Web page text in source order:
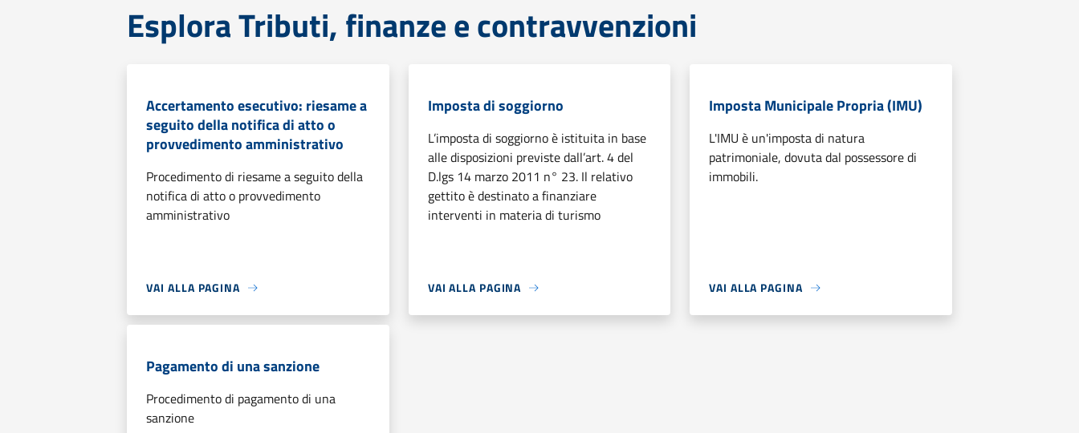
Esplora Tributi, finanze e contravvenzioni
Accertamento esecutivo: riesame a
seguito della notifica di atto o
provvedimento amministrativo
Procedimento di riesame a seguito della
notifica di atto o provvedimento
amministrativo
VAI ALLA PAGINA
Imposta di soggiorno
L’imposta di soggiorno è istituita in base
alle disposizioni previste dall’art. 4 del
D.lgs 14 marzo 2011 n° 23. Il relativo
gettito è destinato a finanziare
interventi in materia di turismo
VAI ALLA PAGINA
Imposta Municipale Propria (IMU)
L'IMU è un'imposta di natura
patrimoniale, dovuta dal possessore di
immobili.
VAI ALLA PAGINA
Pagamento di una sanzione
Procedimento di pagamento di una
sanzione